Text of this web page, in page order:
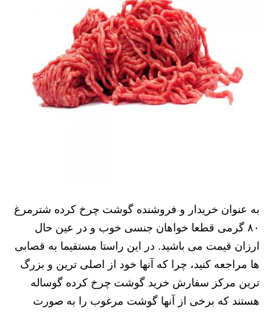
به عنوان خریدار و فروشنده گوشت چرخ کرده شترمرغ
۸۰ گرمی قطعا خواهان جنسی خوب و در عین حال
ارزان قیمت می باشید. در این راستا مستقیما به قصابی
ها مراجعه کنید، چرا که آنها خود از اصلی ترین و بزرگ
ترین مرکز سفارش خرید گوشت چرخ کرده گوساله
هستند که برخی از آنها گوشت مرغوب را به صورت